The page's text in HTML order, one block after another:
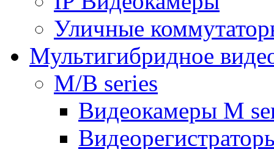
Уличные
Мультигибридное
M/B series
Видеокамеры M